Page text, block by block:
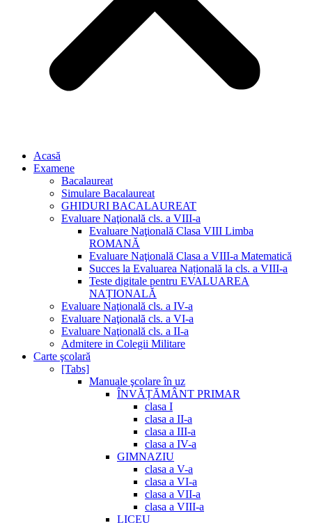
Acasă
Examene
Bacalaureat
Simulare Bacalaureat
GHIDURI BACALAUREAT
Evaluare Naţională cls. a VIII-a
Evaluare Naţională Clasa VIII Limba
ROMANĂ
Evaluare Naţională Clasa a VIII-a Matematică
Succes la Evaluarea Națională la cls. a VIII-a
Teste digitale pentru EVALUAREA
NAȚIONALĂ
Evaluare Naţională cls. a IV-a
Evaluare Naţională cls. a VI-a
Evaluare Naţională cls. a II-a
Admitere in Colegii Militare
Carte şcolară
[Tabs]
Manuale şcolare în uz
ÎNVĂȚĂMÂNT PRIMAR
clasa I
clasa a II-a
clasa a III-a
clasa a IV-a
GIMNAZIU
clasa a V-a
clasa a VI-a
clasa a VII-a
clasa a VIII-a
LICEU